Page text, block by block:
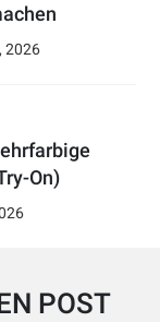
,2026
On)
POST